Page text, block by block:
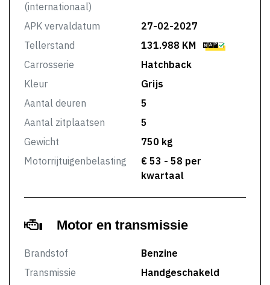
(internationaal)
APK vervaldatum
27-02-2027
Tellerstand
131.988 KM
Carrosserie
Hatchback
Kleur
Grijs
Aantal deuren
5
Aantal zitplaatsen
5
Gewicht
750 kg
Motorrijtuigenbelasting
€ 53 - 58 per
kwartaal
Motor en transmissie
Brandstof
Benzine
Transmissie
Handgeschakeld